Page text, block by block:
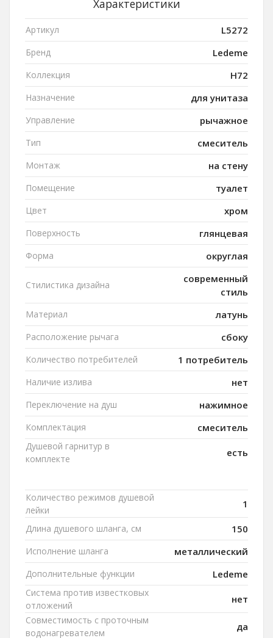
Характеристики
Артикул L5272
Бренд Ledeme
Коллекция H72
Назначение для унитаза
Управление рычажное
Тип смеситель
Монтаж на стену
Помещение туалет
Цвет хром
Поверхность глянцевая
Форма округлая
Стилистика дизайна
современный
стиль
Материал латунь
Расположение рычага сбоку
Количество потребителей 1 потребитель
Наличие излива нет
Переключение на душ нажимное
Комплектация смеситель
Душевой гарнитур в
комплекте
есть
Количество режимов душевой
лейки
1
Длина душевого шланга, см 150
Исполнение шланга металлический
Дополнительные функции Ledeme
Система против известковых
отложений
нет
Совместимость с проточным
водонагревателем
да